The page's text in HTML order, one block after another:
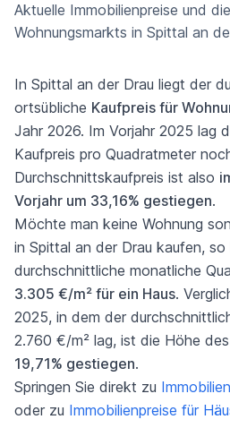
Aktuelle Immobilienpreise und
Wohnungsmarkts in Spittal an
In Spittal an der Drau liegt der
ortsübliche Kaufpreis für
Jahr 2026. Im Vorjahr 2025 lag
Kaufpreis pro Quadratmeter
Durchschnittskaufpreis ist also
Vorjahr um 33,16% gestiegen.
Möchte man keine Wohnung
in Spittal an der Drau kaufen,
durchschnittliche monatliche
3.305 €/m² für ein Haus.
2025, in dem der
2.760 €/m² lag, ist die Höhe
19,71% gestiegen.
Springen Sie direkt zu
oder zu Immobilienpreise für